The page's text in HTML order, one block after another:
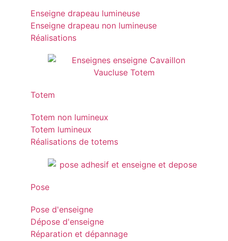
Enseigne drapeau lumineuse
Enseigne drapeau non lumineuse
Réalisations
Totem
Totem non lumineux
Totem lumineux
Réalisations de totems
Pose
Pose d'enseigne
Dépose d'enseigne
Réparation et dépannage